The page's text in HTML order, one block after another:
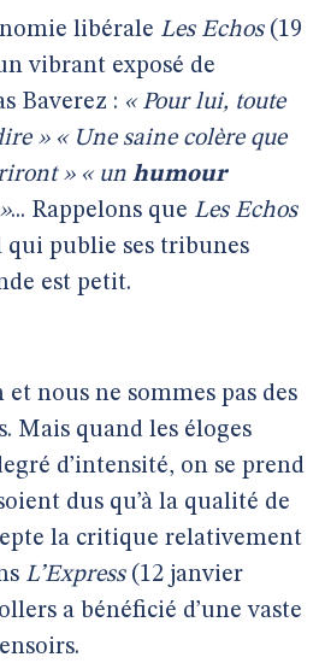
libérale Les Echos(19
vibrant exposé de
Baverez : « Pour lui, toute
» « Une saine colère que
» « un humour
... Rappelons que Les Echos
qui publie ses tribunes
est petit.
nous ne sommes pas des
Mais quand les éloges
d’intensité, on se prend
dus qu’à la qualité de
la critique relativement
L’Express(12 janvier
a bénéficié d’une vaste